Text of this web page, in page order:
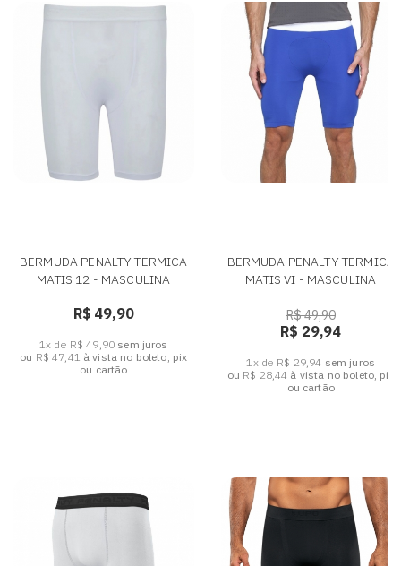
BERMUDA PENALTY TERMICA
MATIS 12 - MASCULINA
R$ 49,90
1x de R$ 49,90 sem juros
ou R$ 47,41 à vista no boleto, pix
ou cartão
BERMUDA PENALTY TERMICA
MATIS VI - MASCULINA
R$ 49,90
R$ 29,94
1x de R$ 29,94 sem juros
ou R$ 28,44 à vista no boleto, pix
ou cartão